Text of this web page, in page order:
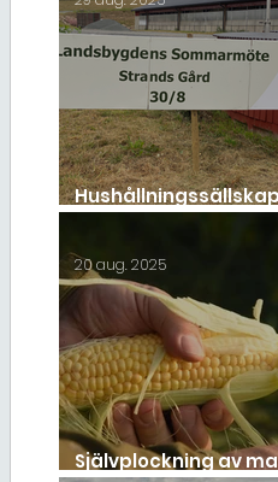
Självplockning av
20 aug. 2025